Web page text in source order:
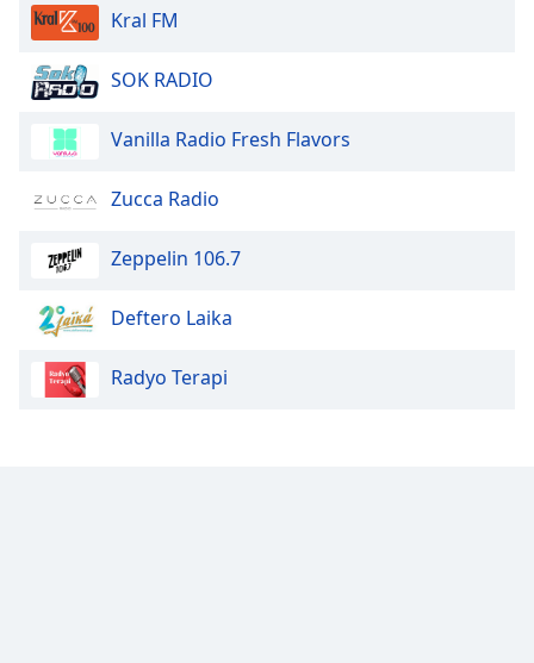
Font
Size
Family
Reset
Done
Kral FM
SOK RADIO
Vanilla Radio Fresh Flavors
Zucca Radio
Zeppelin 106.7
Deftero Laika
Radyo Terapi